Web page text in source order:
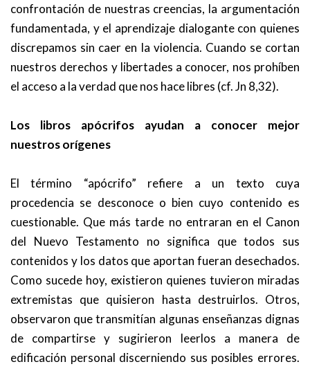
confrontación de nuestras creencias, la argumentación
fundamentada, y el aprendizaje dialogante con quienes
discrepamos sin caer en la violencia. Cuando se cortan
nuestros derechos y libertades a conocer, nos prohíben
el acceso a la verdad que nos hace libres (cf. Jn 8,32).
Los libros apócrifos ayudan a conocer mejor
nuestros orígenes
El término “apócrifo” refiere a un texto cuya
procedencia se desconoce o bien cuyo contenido es
cuestionable. Que más tarde no entraran en el Canon
del Nuevo Testamento no significa que todos sus
contenidos y los datos que aportan fueran desechados.
Como sucede hoy, existieron quienes tuvieron miradas
extremistas que quisieron hasta destruirlos. Otros,
observaron que transmitían algunas enseñanzas dignas
de compartirse y sugirieron leerlos a manera de
edificación personal discerniendo sus posibles errores.